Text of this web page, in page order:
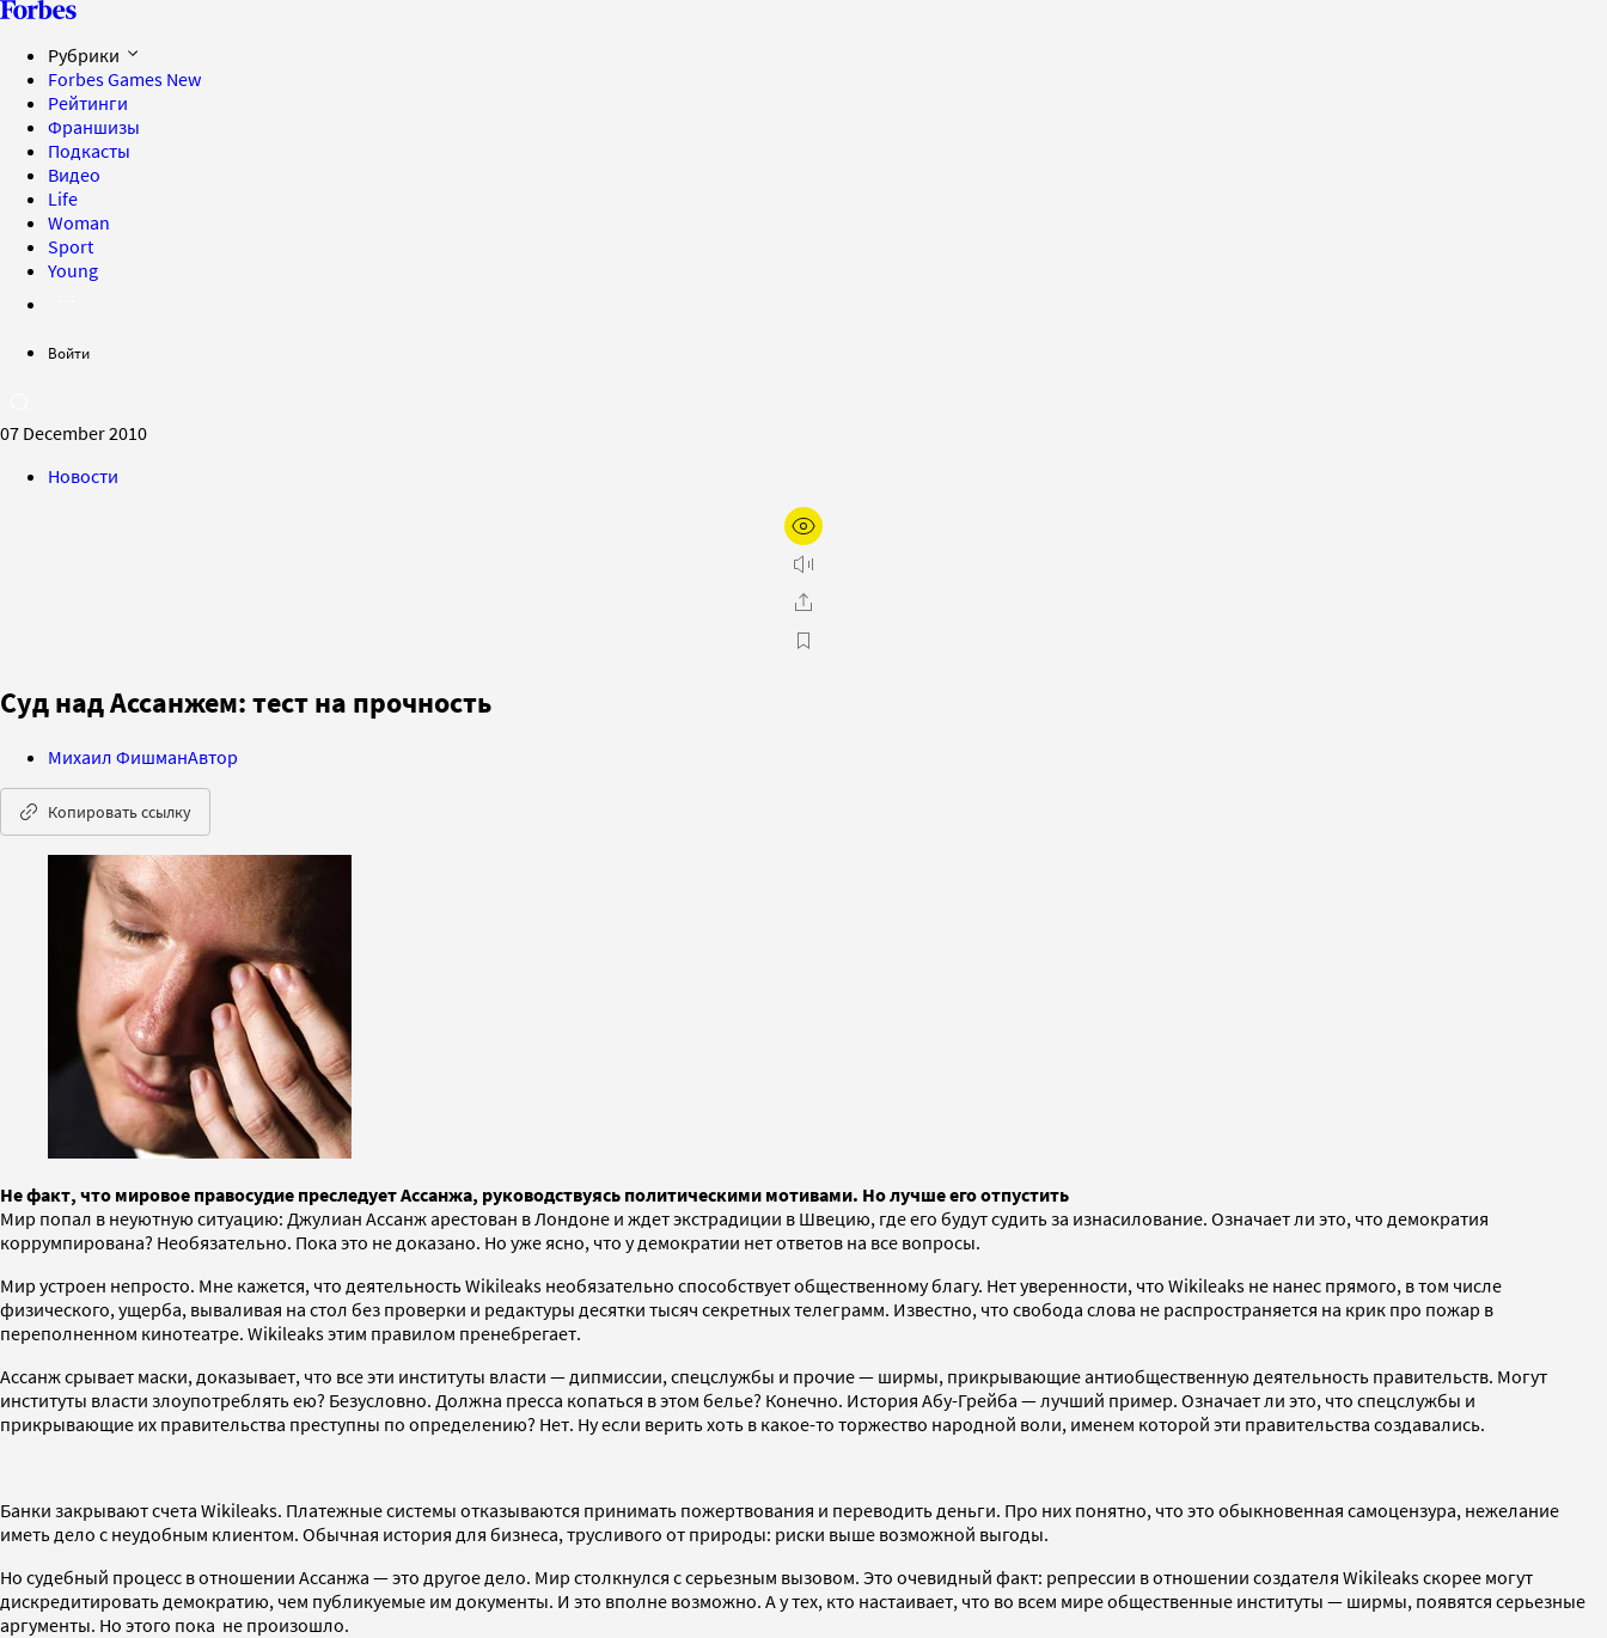
Рубрики
Forbes Games New
Рейтинги
Франшизы
Подкасты
Видео
Life
Woman
Sport
Young
Войти
07 December 2010
Новости
Суд над Ассанжем: тест на прочность
Михаил ФишманАвтор
Копировать ссылку
Не факт, что мировое правосудие преследует Ассанжа, руководствуясь политическими мотивами. Но лучше его отпустить
Мир попал в неуютную ситуацию: Джулиан Ассанж арестован в Лондоне и ждет экстрадиции в Швецию, где его будут судить за изнасилование. Означает ли это, что демократия
коррумпирована? Необязательно. Пока это не доказано. Но уже ясно, что у демократии нет ответов на все вопросы.
Мир устроен непросто. Мне кажется, что деятельность Wikileaks необязательно способствует общественному благу. Нет уверенности, что Wikileaks не нанес прямого, в том числе
физического, ущерба, вываливая на стол без проверки и редактуры десятки тысяч секретных телеграмм. Известно, что свобода слова не распространяется на крик про пожар в
переполненном кинотеатре. Wikileaks этим правилом пренебрегает.
Ассанж срывает маски, доказывает, что все эти институты власти — дипмиссии, спецслужбы и прочие — ширмы, прикрывающие антиобщественную деятельность правительств. Могут
институты власти злоупотреблять ею? Безусловно. Должна пресса копаться в этом белье? Конечно. История Абу-Грейба — лучший пример. Означает ли это, что спецслужбы и
прикрывающие их правительства преступны по определению? Нет. Ну если верить хоть в какое-то торжество народной воли, именем которой эти правительства создавались.
Банки закрывают счета Wikileaks. Платежные системы отказываются принимать пожертвования и переводить деньги. Про них понятно, что это обыкновенная самоцензура, нежелание
иметь дело с неудобным клиентом. Обычная история для бизнеса, трусливого от природы: риски выше возможной выгоды.
Но судебный процесс в отношении Ассанжа — это другое дело. Мир столкнулся с серьезным вызовом. Это очевидный факт: репрессии в отношении создателя Wikileaks скорее могут
дискредитировать демократию, чем публикуемые им документы. И это вполне возможно. А у тех, кто настаивает, что во всем мире общественные институты — ширмы, появятся серьезные
аргументы. Но этого пока не произошло.